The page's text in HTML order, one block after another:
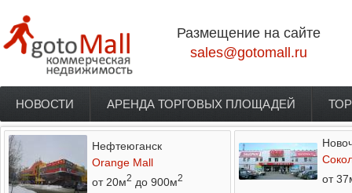
Размещение на сайте
sales@gotomall.ru
Главное меню
НОВОСТИ АРЕНДА ТОРГОВЫХ ПЛОЩАДЕЙ
Нефтеюганск
Orange Mall
от 20м2 до 900м2
от